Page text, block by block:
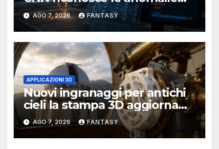
del bagno di fusione
AGO 7, 2026 FANTASY
APPLICAZIONI 3D
Nuovi ingranaggi per antichi
cieli la stampa 3D aggiorna
un osservatorio del 1930 della
University of Arkansas at
Little Rock
AGO 7, 2026 FANTASY